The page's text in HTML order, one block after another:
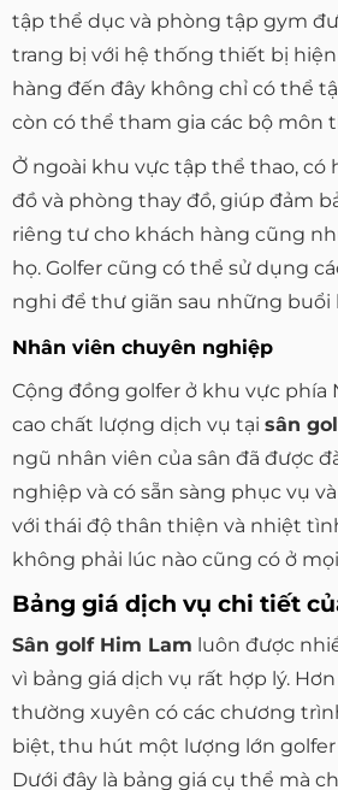
tập thể dục và phòng tập gym
trang bị với hệ thống thiết bị hiện
hàng đến đây không chỉ có thể
còn có thể tham gia các bộ môn
Ở ngoài khu vực tập thể thao,
đồ và phòng thay đồ, giúp đảm
riêng tư cho khách hàng cũng
họ. Golfer cũng có thể sử dụng
nghi để thư giãn sau những
Nhân viên chuyên nghiệp
Cộng đồng golfer ở khu vực phía
cao chất lượng dịch vụ tại sân
ngũ nhân viên của sân đã được
nghiệp và có sẵn sàng phục vụ
với thái độ thân thiện và nhiệt
không phải lúc nào cũng có ở
Bảng giá dịch vụ chi tiết
Sân golf Him Lam luôn được
vì bảng giá dịch vụ rất hợp lý.
thường xuyên có các chương
biệt, thu hút một lượng lớn
Dưới đây là bảng giá cụ thể mà